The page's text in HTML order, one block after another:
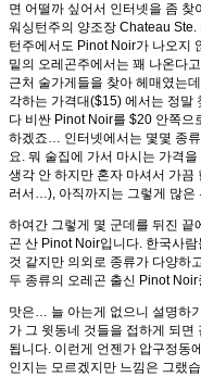
면 어떨까 싶어서 인터넷을 좀
워싱턴주의 양조장 Chateau
턴주에서도 Pinot Noir가 나오지
밑의 오레곤주에서는 꽤 나온다
근처 술가게들을 찾아 헤매였는
각하는 가격대($15) 에서는 정말
다 비싼 Pinot Noir를 $20 안쪽으
하겠죠… 인터넷에서는 몇몇 종
요. 뭐 술집에 가서 마시는 가격
생각 안 하지만 혼자 마셔서 가끔
러서…), 아직까지는 그렇게 많은
하여간 그렇게 몇 군데를 뒤진 끝
곤 산 Pinot Noir입니다. 한국사
것 같지만 의외로 종류가 다양하
두 종류의 오레곤 출신 Pinot
맛은… 늘 아는게 없으니 설명하
가 그 윗동네 것들을 접하게 되면
됩니다. 이런게 언젠가 압구정동
인지는 모르겠지만 느낌은 그랬